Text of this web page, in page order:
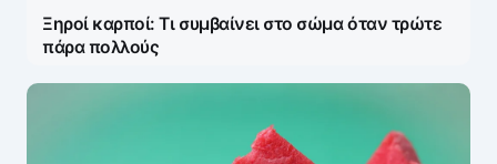
Ξηροί καρποί: Τι συμβαίνει στο σώμα όταν τρώτε
πάρα πολλούς